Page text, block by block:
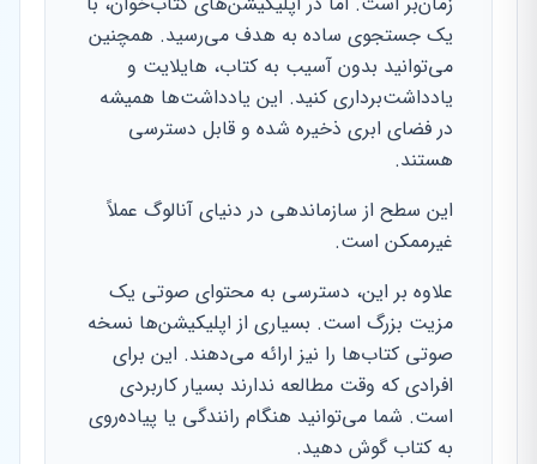
یک جستجوی ساده به هدف می‌رسید. همچنین
می‌توانید بدون آسیب به کتاب، هایلایت و
یادداشت‌برداری کنید. این یادداشت‌ها همیشه
در فضای ابری ذخیره شده و قابل دسترسی
هستند.
این سطح از سازماندهی در دنیای آنالوگ عملاً
غیرممکن است.
علاوه بر این، دسترسی به محتوای صوتی یک
مزیت بزرگ است. بسیاری از اپلیکیشن‌ها نسخه
صوتی کتاب‌ها را نیز ارائه می‌دهند. این برای
افرادی که وقت مطالعه ندارند بسیار کاربردی
است. شما می‌توانید هنگام رانندگی یا پیاده‌روی
به کتاب گوش دهید.